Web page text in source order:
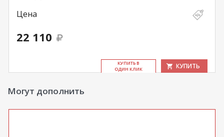
Цена
22 110
КУ­ПИТЬ В
ОДИН КЛИК
КУПИТЬ
Могут дополнить